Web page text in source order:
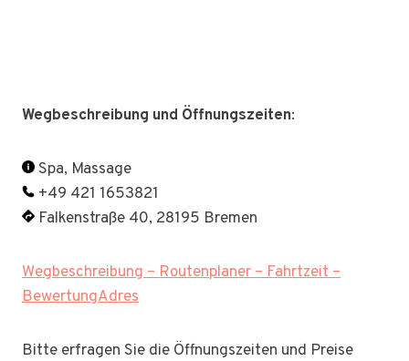
Wegbeschreibung und Öffnungszeiten:
Spa, Massage
+49 421 1653821
Falkenstraße 40, 28195 Bremen
Wegbeschreibung – Routenplaner – Fahrtzeit –
BewertungAdres
Bitte erfragen Sie die Öffnungszeiten und Preise